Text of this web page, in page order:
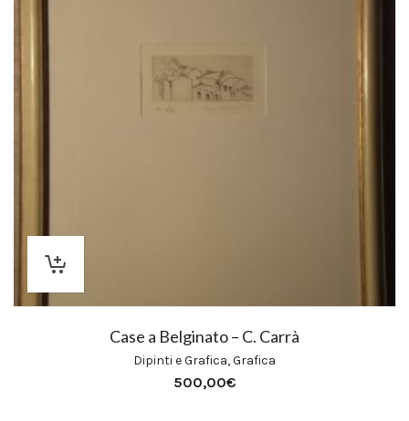
Case a Belginato – C. Carrà
Dipinti e Grafica,Grafica
500,00€